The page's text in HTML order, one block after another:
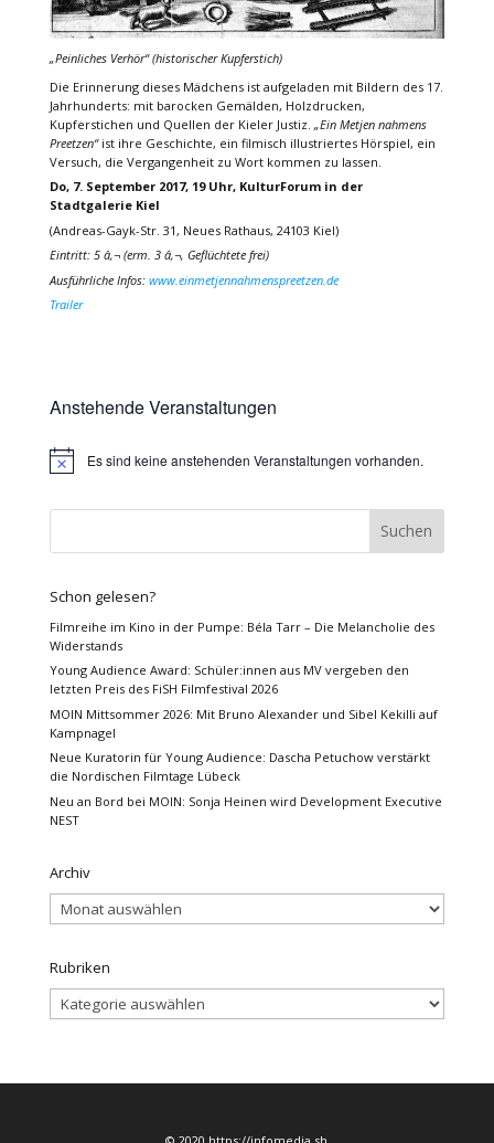
„Peinliches Verhör“ (historischer Kupferstich)
Die Erinnerung dieses Mädchens ist aufgeladen mit Bildern des 17.
Jahrhunderts: mit barocken Gemälden, Holzdrucken,
Kupferstichen und Quellen der Kieler Justiz. „Ein Metjen nahmens
Preetzen“ist ihre Geschichte, ein filmisch illustriertes Hörspiel, ein
Versuch, die Vergangenheit zu Wort kommen zu lassen.
Do, 7. September 2017, 19 Uhr, KulturForum in der
Stadtgalerie Kiel
(Andreas-Gayk-Str. 31, Neues Rathaus, 24103 Kiel)
Eintritt: 5 â‚¬ (erm. 3 â‚¬, Geflüchtete frei)
Ausführliche Infos: www.einmetjennahmenspreetzen.de
Trailer
Anstehende Veranstaltungen
HinweisEs sind keine anstehenden Veranstaltungen vorhanden.
Schon gelesen?
Filmreihe im Kino in der Pumpe: Béla Tarr – Die Melancholie des
Widerstands
Young Audience Award: Schüler:innen aus MV vergeben den
letzten Preis des FiSH Filmfestival 2026
MOIN Mittsommer 2026: Mit Bruno Alexander und Sibel Kekilli auf
Kampnagel
Neue Kuratorin für Young Audience: Dascha Petuchow verstärkt
die Nordischen Filmtage Lübeck
Neu an Bord bei MOIN: Sonja Heinen wird Development Executive
NEST
Archiv
Archiv
Rubriken
Rubriken